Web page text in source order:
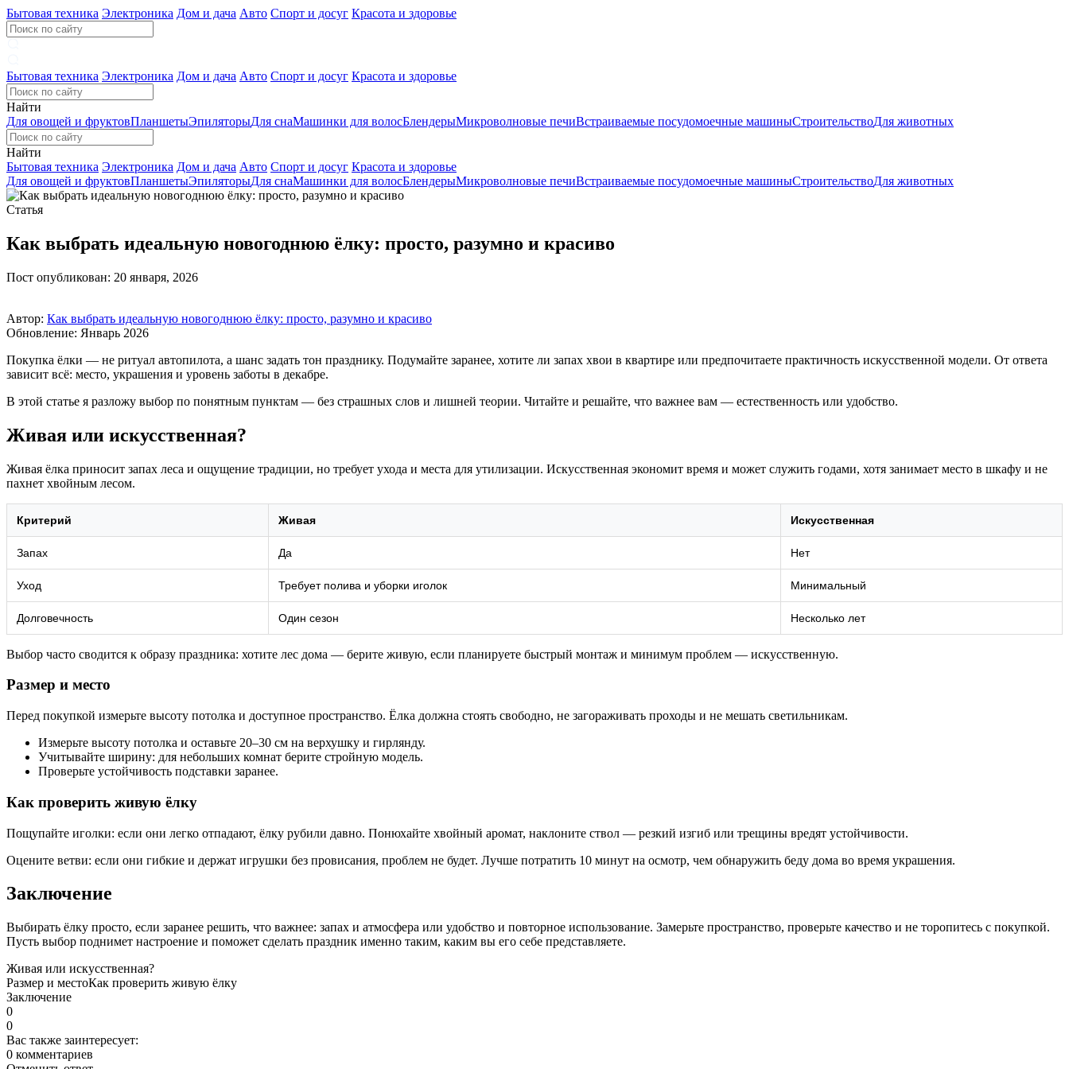
Бытовая техника Электроника Дом и дача Авто Спорт и досуг Красота и здоровье
Бытовая техника Электроника Дом и дача Авто Спорт и досуг Красота и здоровье
Найти
Для овощей и фруктовПланшетыЭпиляторыДля снаМашинки для волосБлендерыМикроволновые печиВстраиваемые посудомоечные машиныСтроительствоДля животных
Найти
Бытовая техника Электроника Дом и дача Авто Спорт и досуг Красота и здоровье
Для овощей и фруктовПланшетыЭпиляторыДля снаМашинки для волосБлендерыМикроволновые печиВстраиваемые посудомоечные машиныСтроительствоДля животных
Статья
Как выбрать идеальную новогоднюю ёлку: просто, разумно и красиво
Пост опубликован: 20 января, 2026
Автор: Как выбрать идеальную новогоднюю ёлку: просто, разумно и красиво
Обновление: Январь 2026
Покупка ёлки — не ритуал автопилота, а шанс задать тон празднику. Подумайте заранее, хотите ли запах хвои в квартире или предпочитаете практичность искусственной модели. От ответа
зависит всё: место, украшения и уровень заботы в декабре.
В этой статье я разложу выбор по понятным пунктам — без страшных слов и лишней теории. Читайте и решайте, что важнее вам — естественность или удобство.
Живая или искусственная?
Живая ёлка приносит запах леса и ощущение традиции, но требует ухода и места для утилизации. Искусственная экономит время и может служить годами, хотя занимает место в шкафу и не
пахнет хвойным лесом.
Критерий Живая Искусственная
Запах Да Нет
Уход Требует полива и уборки иголок Минимальный
Долговечность Один сезон Несколько лет
Выбор часто сводится к образу праздника: хотите лес дома — берите живую, если планируете быстрый монтаж и минимум проблем — искусственную.
Размер и место
Перед покупкой измерьте высоту потолка и доступное пространство. Ёлка должна стоять свободно, не загораживать проходы и не мешать светильникам.
Измерьте высоту потолка и оставьте 20–30 см на верхушку и гирлянду.
Учитывайте ширину: для небольших комнат берите стройную модель.
Проверьте устойчивость подставки заранее.
Как проверить живую ёлку
Пощупайте иголки: если они легко отпадают, ёлку рубили давно. Понюхайте хвойный аромат, наклоните ствол — резкий изгиб или трещины вредят устойчивости.
Оцените ветви: если они гибкие и держат игрушки без провисания, проблем не будет. Лучше потратить 10 минут на осмотр, чем обнаружить беду дома во время украшения.
Заключение
Выбирать ёлку просто, если заранее решить, что важнее: запах и атмосфера или удобство и повторное использование. Замерьте пространство, проверьте качество и не торопитесь с покупкой.
Пусть выбор поднимет настроение и поможет сделать праздник именно таким, каким вы его себе представляете.
Живая или искусственная?
Размер и местоКак проверить живую ёлку
Заключение
0
0
Вас также заинтересует:
0 комментариев